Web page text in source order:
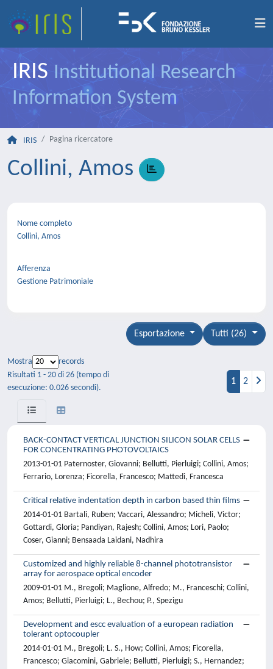
IRIS Institutional Research
Information System
IRIS Pagina ricercatore
Collini, Amos
Nome completo
Collini, Amos
Afferenza
Gestione Patrimoniale
Tutti (26)
Esportazione
Mostra
records
Risultati 1 - 20 di 26 (tempo di
esecuzione: 0.026 secondi).
1 2
BACK-CONTACT VERTICAL JUNCTION SILICON SOLAR CELLS
FOR CONCENTRATING PHOTOVOLTAICS
2013-01-01 Paternoster, Giovanni; Bellutti, Pierluigi; Collini, Amos;
Ferrario, Lorenza; Ficorella, Francesco; Mattedi, Francesca
Critical relative indentation depth in carbon based thin films
2014-01-01 Bartali, Ruben; Vaccari, Alessandro; Micheli, Victor;
Gottardi, Gloria; Pandiyan, Rajesh; Collini, Amos; Lori, Paolo;
Coser, Gianni; Bensaada Laidani, Nadhira
Customized and highly reliable 8-channel phototransistor
array for aerospace optical encoder
2009-01-01 M., Bregoli; Maglione, Alfredo; M., Franceschi; Collini,
Amos; Bellutti, Pierluigi; L., Bechou; P., Spezigu
Development and escc evaluation of a european radiation
tolerant optocoupler
2014-01-01 M., Bregoli; L. S., How; Collini, Amos; Ficorella,
Francesco; Giacomini, Gabriele; Bellutti, Pierluigi; S., Hernandez;